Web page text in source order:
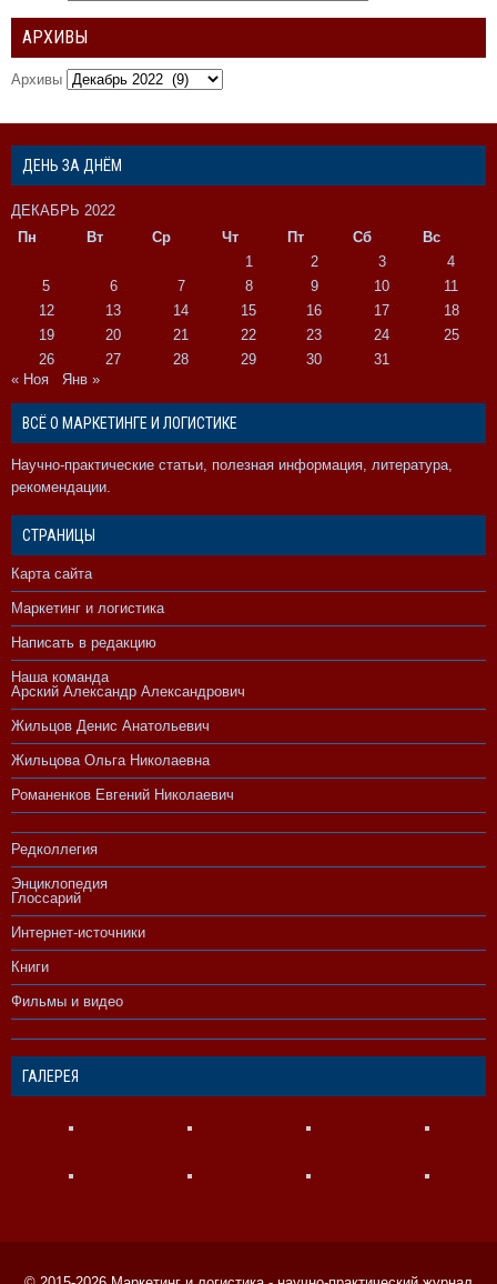
АРХИВЫ
Архивы
ДЕНЬ ЗА ДНЁМ
ДЕКАБРЬ 2022
Пн
Вт Ср Чт Пт Сб
Вс
1
2 3
4
5
6 7 8 9 10
11
12
13 14 15 16 17
18
19
20 21 22 23 24
25
26
27 28 29 30
31
« Ноя
Янв »
ВСЁ О МАРКЕТИНГЕ И ЛОГИСТИКЕ
Научно-практические статьи, полезная информация, литература,
рекомендации.
СТРАНИЦЫ
Карта сайта
Маркетинг и логистика
Написать в редакцию
Наша команда
Арский Александр Александрович
Жильцов Денис Анатольевич
Жильцова Ольга Николаевна
Романенков Евгений Николаевич
Редколлегия
Энциклопедия
Глоссарий
Интернет-источники
Книги
Фильмы и видео
ГАЛЕРЕЯ